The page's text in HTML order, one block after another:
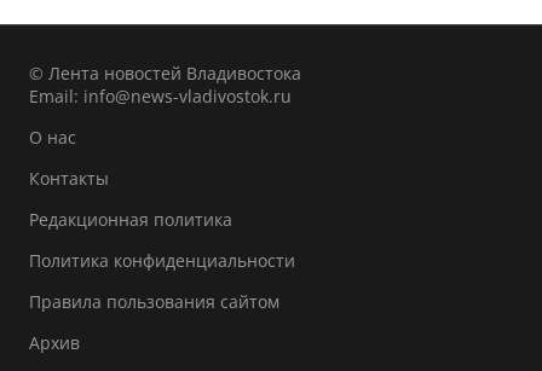
© Лента новостей Владивостока
Email: info@news-vladivostok.ru
О нас
Контакты
Редакционная политика
Политика конфиденциальности
Правила пользования сайтом
Архив